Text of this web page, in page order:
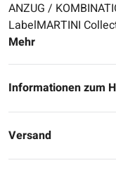
ANZUG /
LabelMARTINI
Mehr
Informationen zum
Versand